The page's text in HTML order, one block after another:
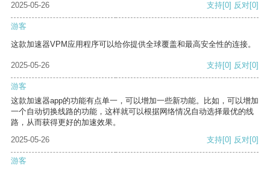
2025-05-26
支持[0] 反对[0]
游客
这款加速器VPM应用程序可以给你提供全球覆盖和最高安全性的连接。
2025-05-26 支持[0] 反对[0]
游客
这款加速器app的功能有点单一，可以增加一些新功能。比如，可以增加
一个自动切换线路的功能，这样就可以根据网络情况自动选择最优的线
路，从而获得更好的加速效果。
2025-05-26
支持[0] 反对[0]
游客